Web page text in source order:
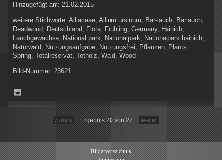
Hinzugefügt am: 21.02.2015
weitere Stichworte: Alliaceae, Allium ursinum, Bär-lauch, Bärlauch,
Deadwood, Deutschland, Flora, Frühling, Germany, Hainich,
Lauchgewächse, National park, Nationalpark, Nationalpark hainich,
Naturwald, Nutzungsaufgabe, Nutzungsfrei, Pflanzen, Plants,
Spring, Totalreservat, Totholz, Wald, Wood
Bild-Nummer: 23621
zurück Ergebnis 20 von 27 weiter
Bilderverzeichnis